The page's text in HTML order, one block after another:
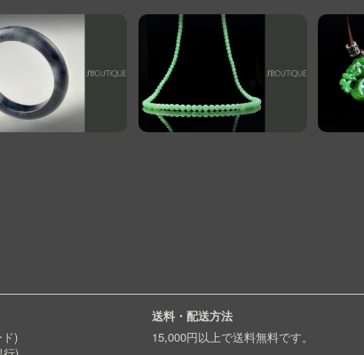
)
送料・配送方法
15,000円以上で送料無料です。